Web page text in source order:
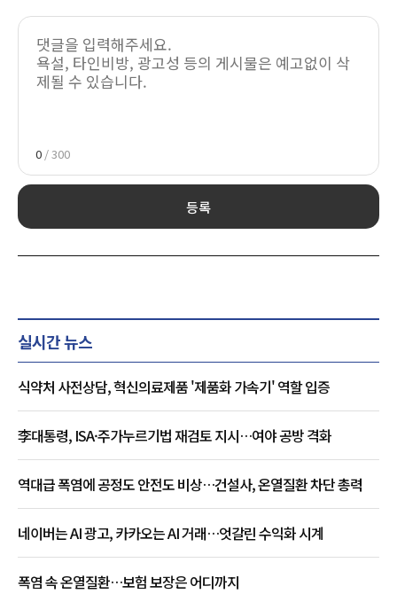
0 / 300
등록
실시간 뉴스
식약처 사전상담, 혁신의료제품 '제품화 가속기' 역할 입증
李대통령, ISA·주가누르기법 재검토 지시…여야 공방 격화
역대급 폭염에 공정도 안전도 비상…건설사, 온열질환 차단 총력
네이버는 AI 광고, 카카오는 AI 거래…엇갈린 수익화 시계
폭염 속 온열질환…보험 보장은 어디까지